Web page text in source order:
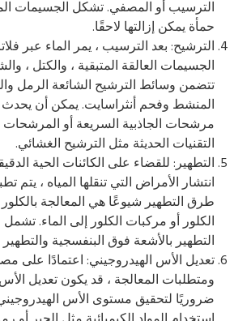
الترسيب أو المصفي. تشكل الجسيمات
حمأة يمكن إزالتها لاحقًا.
الترشيح: بعد الترسيب ، يمر الماء عبر
الجسيمات العالقة المتبقية ، والكتل ،
تتضمن وسائط الترشيح الشائعة الرمل
المنشط وفحم أنثراسايت. يمكن أن
مرشحات الجاذبية السريعة أو المرشحات
التقنيات الحديثة مثل الترشيح الغشائي.
التطهير: للقضاء على الكائنات الحية
انتشار الأمراض التي تنقلها المياه ، يتم
طرق التطهير شيوعًا هي المعالجة
الكلور أو مركبات الكلور إلى الماء. تشمل
التطهير بالأشعة فوق البنفسجية والتطهير
تعديل الأس الهيدروجيني: اعتمادًا على
ومتطلبات المعالجة ، قد يكون تعديل
ضروريًا لتحقيق مستوى الأس